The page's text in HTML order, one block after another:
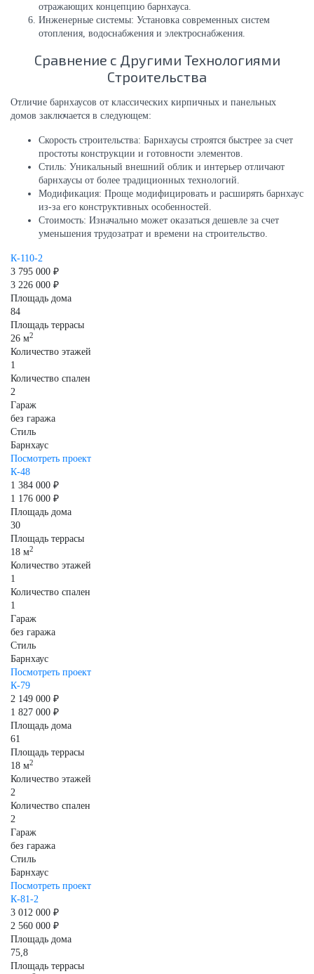
отражающих концепцию барнхауса.
Инженерные системы: Установка современных систем
отопления, водоснабжения и электроснабжения.
Сравнение с Другими Технологиями
Строительства
Отличие барнхаусов от классических кирпичных и панельных
домов заключается в следующем:
Скорость строительства: Барнхаусы строятся быстрее за счет
простоты конструкции и готовности элементов.
Стиль: Уникальный внешний облик и интерьер отличают
барнхаусы от более традиционных технологий.
Модификация: Проще модифицировать и расширять барнхаус
из-за его конструктивных особенностей.
Стоимость: Изначально может оказаться дешевле за счет
уменьшения трудозатрат и времени на строительство.
К-110-2
3 795 000 ₽
3 226 000 ₽
Площадь дома
84
Площадь террасы
26 м2
Количество этажей
1
Количество спален
2
Гараж
без гаража
Стиль
Барнхаус
Посмотреть проект
К-48
1 384 000 ₽
1 176 000 ₽
Площадь дома
30
Площадь террасы
18 м2
Количество этажей
1
Количество спален
1
Гараж
без гаража
Стиль
Барнхаус
Посмотреть проект
К-79
2 149 000 ₽
1 827 000 ₽
Площадь дома
61
Площадь террасы
18 м2
Количество этажей
2
Количество спален
2
Гараж
без гаража
Стиль
Барнхаус
Посмотреть проект
К-81-2
3 012 000 ₽
2 560 000 ₽
Площадь дома
75,8
Площадь террасы